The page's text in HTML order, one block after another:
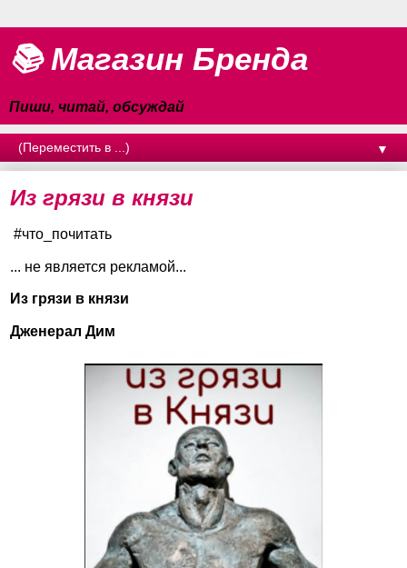
📚 Магазин Бренда
Пиши, читай, обсуждай
▼
Из грязи в князи
#что_почитать
... не является рекламой...
Из грязи в князи
Дженерал Дим